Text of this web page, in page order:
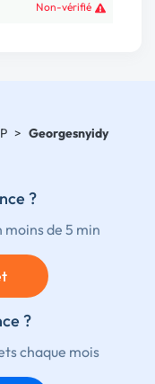
Non-vérifié
> Georgesnyidy
?
moins de 5 min
?
chaque mois